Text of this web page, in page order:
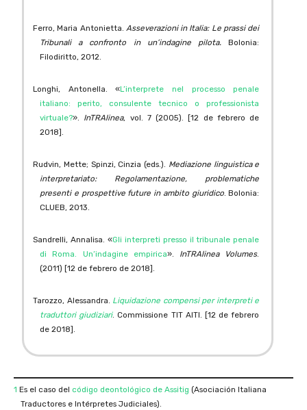
Ferro, Maria Antonietta. Asseverazioni in Italia: Le prassi dei
Tribunali a confronto in un’indagine pilota. Bolonia:
Filodiritto, 2012.
Longhi, Antonella. «L’interprete nel processo penale
italiano: perito, consulente tecnico o professionista
virtuale?». InTRAlinea, vol. 7 (2005). [12 de febrero de
2018].
Rudvin, Mette; Spinzi, Cinzia (eds.). Mediazione linguistica e
interpretariato: Regolamentazione, problematiche
presenti e prospettive future in ambito giuridico. Bolonia:
CLUEB, 2013.
Sandrelli, Annalisa. «Gli interpreti presso il tribunale penale
di Roma. Un’indagine empirica». InTRAlinea Volumes.
(2011) [12 de febrero de 2018].
Tarozzo, Alessandra. Liquidazione compensi per interpreti e
traduttori giudiziari. Commissione TIT AITI. [12 de febrero
de 2018].
1 Es el caso del código deontológico de Assitig (Asociación Italiana
Traductores e Intérpretes Judiciales).